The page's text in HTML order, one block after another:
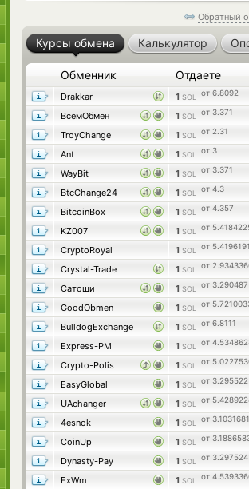
Обратный
Курсы обмена Калькулятор
Обменник Отдаете
Drakkar 1 SOL от 6.8092
ВсемОбмен
1 SOL от 3.371
TroyChange
1 SOL от 2.31
Ant
1 SOL от 3
WayBit
1 SOL от 3.371
BtcChange24
1 SOL от 4.3
BitcoinBox
1 SOL от 4.357
KZ007
1 SOL от
CryptoRoyal
1 SOL от
Crystal-Trade
1 SOL от
Сатоши
1 SOL от 3.290487
GoodObmen
1 SOL от
BulldogExchange
1 SOL от 6.8111
Express-PM
1 SOL от
Crypto-Polis
1 SOL от
EasyGlobal
1 SOL от 3.295522
UAchanger
1 SOL от
4esnok
1 SOL от
CoinUp
1 SOL от
Dynasty-Pay
1 SOL от
ExWm
1 SOL от